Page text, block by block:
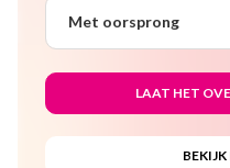
Met oorsprong